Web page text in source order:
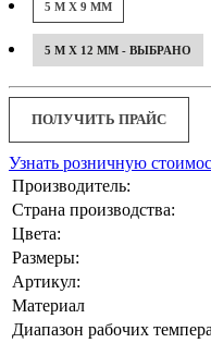
5 М X 9 ММ
5 М X 12 ММ - ВЫБРАНО
ПОЛУЧИТЬ ПРАЙС
Узнать розничную
Производитель:
Страна производства:
Цвета:
Размеры:
Артикул:
Материал
Диапазон рабочих